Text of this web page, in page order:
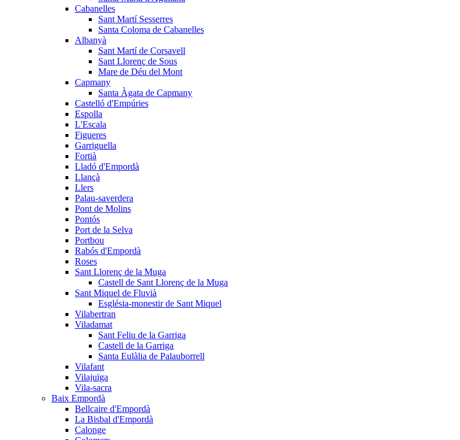
Cabanelles
Sant Martí Sesserres
Santa Coloma de Cabanelles
Albanyà
Sant Martí de Corsavell
Sant Llorenç de Sous
Mare de Déu del Mont
Capmany
Santa Àgata de Capmany
Castelló d'Empúries
Espolla
L'Escala
Figueres
Garriguella
Fortià
Lladó d'Empordà
Llançà
Llers
Palau-saverdera
Pont de Molins
Pontós
Port de la Selva
Portbou
Rabós d'Empordà
Roses
Sant Llorenç de la Muga
Castell de Sant Llorenç de la Muga
Sant Miquel de Fluvià
Església-monestir de Sant Miquel
Vilabertran
Viladamat
Sant Feliu de la Garriga
Castell de la Garriga
Santa Eulàlia de Palauborrell
Vilafant
Vilajuïga
Vila-sacra
Baix Empordà
Bellcaire d'Empordà
La Bisbal d'Empordà
Calonge